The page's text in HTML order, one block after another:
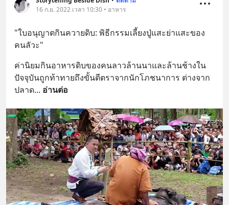
16 ก.ย. 2022 เวลา 10:30 • อาหาร
"ใบอนุญาตกินควายดิบ: พิธีกรรมเลี้ยงปู่แสะย่าแสะของ
คนลัวะ"
ค่านิยมกินอาหารดิบของคนลาวล้านนาและล้านช้างใน
ปัจจุบันถูกท้าทายถึงขั้นตีตราจากนักโภชนาการ ต่างจาก
ปลาด... อ่านต่อ